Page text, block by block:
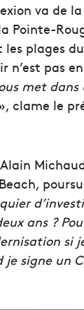
va de
Pointe-
plages
n’est pas
met dans
clame le
ans ?
si
signe un